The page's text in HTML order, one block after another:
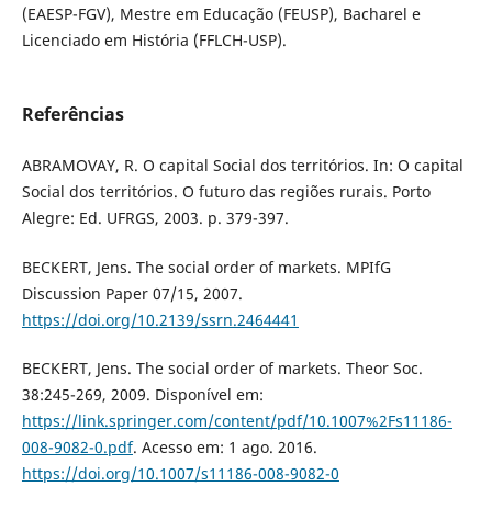
(EAESP-FGV), Mestre em Educação (FEUSP), Bacharel e
Licenciado em História (FFLCH-USP).
Referências
ABRAMOVAY, R. O capital Social dos territórios. In: O capital
Social dos territórios. O futuro das regiões rurais. Porto
Alegre: Ed. UFRGS, 2003. p. 379-397.
BECKERT, Jens. The social order of markets. MPIfG
Discussion Paper 07/15, 2007.
https://doi.org/10.2139/ssrn.2464441
BECKERT, Jens. The social order of markets. Theor Soc.
38:245-269, 2009. Disponível em:
https://link.springer.com/content/pdf/10.1007%2Fs11186-
008-9082-0.pdf. Acesso em: 1 ago. 2016.
https://doi.org/10.1007/s11186-008-9082-0